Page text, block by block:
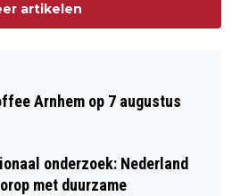
artikelen
Arnhem op 7 augustus
onderzoek: Nederland
met duurzame